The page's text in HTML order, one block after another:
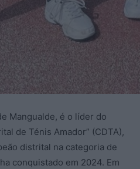
Mangualde, é o líder do
de Ténis Amador” (CDTA),
distrital na categoria de
conquistado em 2024. Em